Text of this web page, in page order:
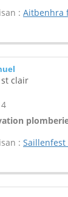
: Aitbenhra
clair
: